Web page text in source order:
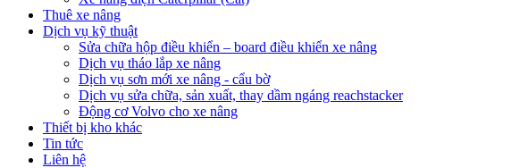
Thuê xe nâng
Dịch vụ kỹ thuật
Sửa chữa hộp điều khiển – board điều khiển xe nâng
Dịch vụ tháo lắp xe nâng
Dịch vụ sơn mới xe nâng - cẩu bờ
Dịch vụ sửa chữa, sản xuất, thay dầm ngáng reachstacker
Động cơ Volvo cho xe nâng
Thiết bị kho khác
Tin tức
Liên hệ